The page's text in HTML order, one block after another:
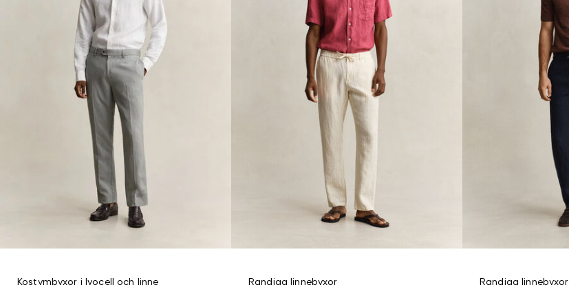
Kostymbyxor i lyocell och linne Randiga linnebyxor Randiga linnebyxor